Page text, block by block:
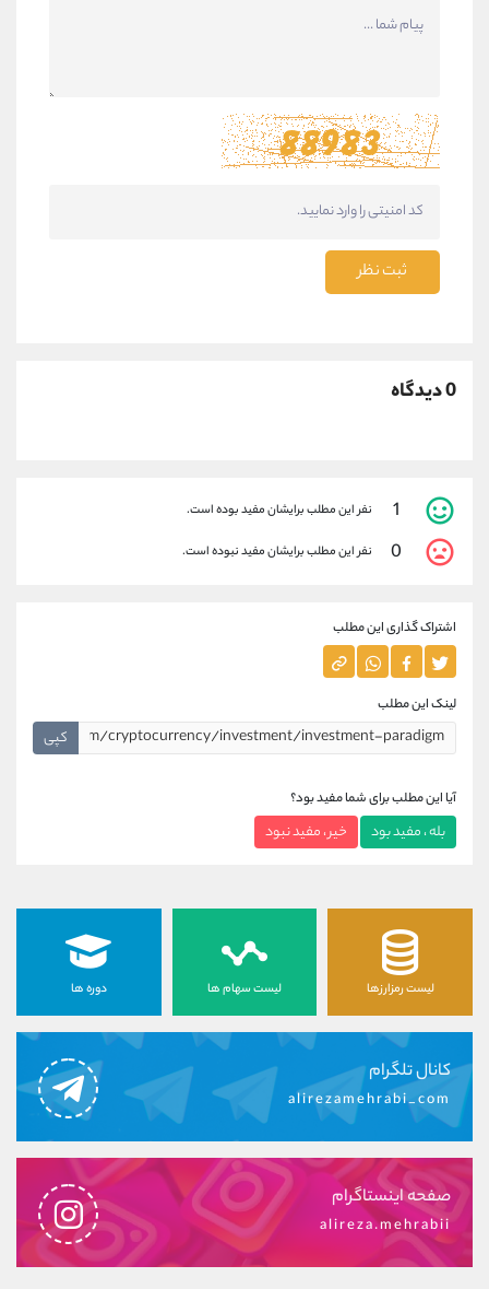
ثبت نظر
0 دیدگاه
1 نفر این مطلب برایشان مفید بوده است.
0 نفر این مطلب برایشان مفید نبوده است.
اشتراک گذاری این مطلب
لینک این مطلب
کپی
آیا این مطلب برای شما مفید بود؟
بله ، مفید بود خیر ، مفید نبود
لیست رمزارزها لیست سهام ها دوره ها
کانال تلگرام
alirezamehrabi_com
صفحه اینستاگرام
alireza.mehrabii